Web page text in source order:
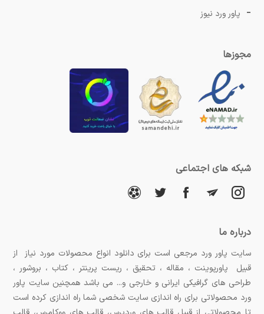
پاور ورد نیوز
مجوزها
شبکه های اجتماعی
درباره ما
سایت پاور ورد مرجعی است برای دانلود انواع محصولات مورد نیاز از
قبیل پاورپوینت ، مقاله ، تحقیق ، ریست پرینتر ، کتاب ، بروشور ،
طراحی های گرافیکی ایرانی و خارجی و... می باشد همچنین سایت پاور
ورد محصولاتی برای راه اندازی سایت شخصی شما راه اندازی کرده است